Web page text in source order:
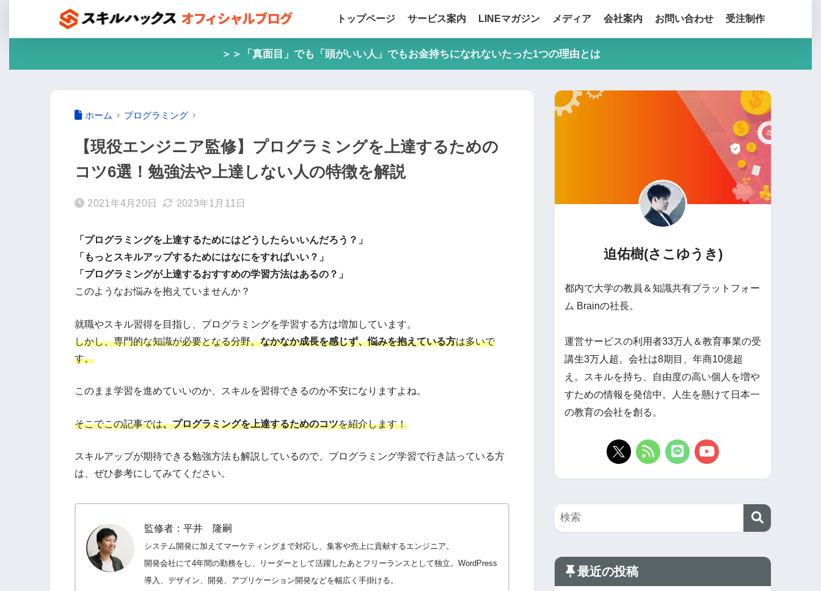
トップページ サービス案内 LINEマガジン メディア 会社案内 お問い合わせ 受注制作
＞＞「真面目」でも「頭がいい人」でもお金持ちになれないたった1つの理由とは
ホーム プログラミング
【現役エンジニア監修】プログラミングを上達するための
コツ6選！勉強法や上達しない人の特徴を解説
2021年4月20日 2023年1月11日
「プログラミングを上達するためにはどうしたらいいんだろう？」
「もっとスキルアップするためにはなにをすればいい？」
「プログラミングが上達するおすすめの学習方法はあるの？」
このようなお悩みを抱えていませんか？
就職やスキル習得を目指し、プログラミングを学習する方は増加しています。
しかし、専門的な知識が必要となる分野。なかなか成長を感じず、悩みを抱えている方は多いで
す。
このまま学習を進めていいのか、スキルを習得できるのか不安になりますよね。
そこでこの記事では、プログラミングを上達するためのコツを紹介します！
スキルアップが期待できる勉強方法も解説しているので、プログラミング学習で行き詰っている方
は、ぜひ参考にしてみてください。
監修者：平井 隆嗣
システム開発に加えてマーケティングまで対応し、集客や売上に貢献するエンジニア。
開発会社にて4年間の勤務をし、リーダーとして活躍したあとフリーランスとして独立。WordPress
導入、デザイン、開発、アプリケーション開発などを幅広く手掛ける。
迫佑樹(さこゆうき)
都内で大学の教員＆知識共有プラットフォー
ム Brainの社長。
運営サービスの利用者33万人＆教育事業の受
講生3万人超。会社は8期目、年商10億超
え。スキルを持ち、自由度の高い個人を増や
すための情報を発信中。人生を懸けて日本一
の教育の会社を創る。
最近の投稿